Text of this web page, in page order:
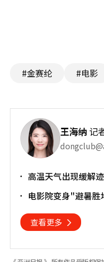
#金赛纶 #电影
王海纳 记
高温天气出现缓解
电影院变身"避暑
查看更多